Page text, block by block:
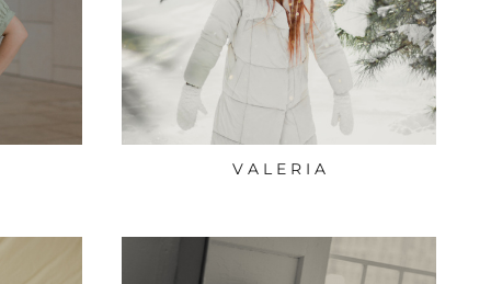
V A L E R I A